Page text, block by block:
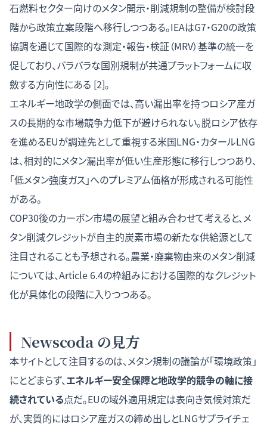
石燃料セクター向けのメタン開示・削減規制の整備が検討段
階から政策立案段階へ移行しつつある。IEAはG7・G20の政策
協調を通じて国際的な測定・報告・検証（MRV）基準の統一を
促しており、バラバラな国別規制が共通プラットフォームに収
斂する方向性にある [2]。
エネルギー地政学の側面では、高い漏出率を持つロシア産ガ
スの長期的な市場競争力低下が避けられない。脱ロシア依存
を進めるEUが調達先として重視する米国LNG・カタールLNG
は、相対的にメタン漏出率が低い生産形態に移行しつつあり、
「低メタン強度ガス」へのプレミアム価格が形成される可能性
がある。
COP30後のカーボン市場の展望と組み合わせて考えると、メ
タン削減クレジットが自主的炭素市場の新たな供給源として
注目されることも予想される。農業・廃棄物由来のメタン削減
については、Article 6.4の枠組みにおける国際的なクレジット
化が具体化の段階に入りつつある。
Newscoda の見方
本サイトとして注目するのは、メタン規制の議論が「環境政策」
にとどまらず、エネルギー安全保障と地政学的競争の軸に接
続されている点だ。EUの域外適用規定は表向き気候対策だ
が、実質的にはロシア産ガスの締め出しとLNGサプライチェ